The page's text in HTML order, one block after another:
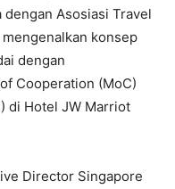
Asosiasi Travel
konsep
dengan
Cooperation (MoC)
di Hotel JW Marriot
Director Singapore